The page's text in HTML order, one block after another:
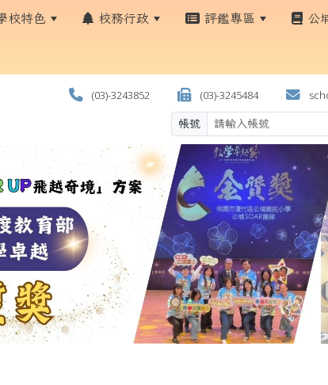
校特色 校務行政 評鑑專區 公
(03)-3243852 (03)-3245484
帳號